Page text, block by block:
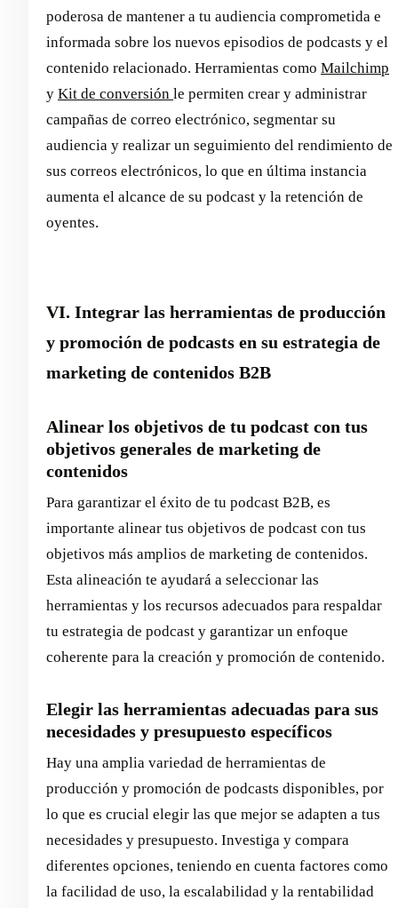
poderosa de mantener a tu audiencia comprometida e
informada sobre los nuevos episodios de podcasts y el
contenido relacionado. Herramientas como Mailchimp
y Kit de conversión le permiten crear y administrar
campañas de correo electrónico, segmentar su
audiencia y realizar un seguimiento del rendimiento de
sus correos electrónicos, lo que en última instancia
aumenta el alcance de su podcast y la retención de
oyentes.
VI. Integrar las herramientas de producción
y promoción de podcasts en su estrategia de
marketing de contenidos B2B
Alinear los objetivos de tu podcast con tus
objetivos generales de marketing de
contenidos
Para garantizar el éxito de tu podcast B2B, es
importante alinear tus objetivos de podcast con tus
objetivos más amplios de marketing de contenidos.
Esta alineación te ayudará a seleccionar las
herramientas y los recursos adecuados para respaldar
tu estrategia de podcast y garantizar un enfoque
coherente para la creación y promoción de contenido.
Elegir las herramientas adecuadas para sus
necesidades y presupuesto específicos
Hay una amplia variedad de herramientas de
producción y promoción de podcasts disponibles, por
lo que es crucial elegir las que mejor se adapten a tus
necesidades y presupuesto. Investiga y compara
diferentes opciones, teniendo en cuenta factores como
la facilidad de uso, la escalabilidad y la rentabilidad